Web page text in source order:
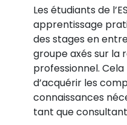
Les étudiants de
apprentissage
des stages en
groupe axés sur la
professionnel.
d’acquérir les
connaissances
tant que consultant